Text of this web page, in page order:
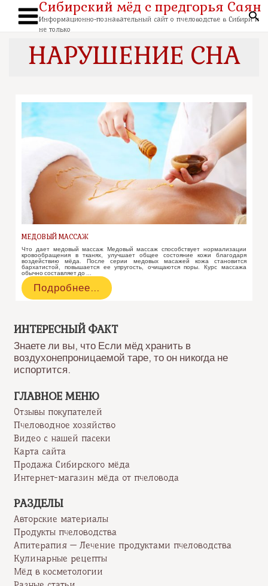
содержимому
Main
Сибирский мёд с предгорья Саян
Информационно-познавательный сайт о пчеловодстве в Сибири и
не только
НАРУШЕНИЕ СНА
МЕДОВЫЙ МАССАЖ
Что дает медовый массаж Медовый массаж способствует нормализации
кровообращения в тканях, улучшает общее состояние кожи благодаря
воздействию мёда. После серии медовых масажей кожа становится
бархатистой, повышается ее упругость, очищаются поры. Курс массажа
обычно составляет до …
Медовый
массаж
Подробнее…
ИНТЕРЕСНЫЙ ФАКТ
Знаете ли вы, что Если мёд хранить в
воздухонепроницаемой таре, то он никогда не
испортится.
ГЛАВНОЕ МЕНЮ
Отзывы покупателей
Пчеловодное хозяйство
Видео с нашей пасеки
Карта сайта
Продажа Сибирского мёда
Интернет-магазин мёда от пчеловода
РАЗДЕЛЫ
Авторские материалы
Продукты пчеловодства
Апитерапия — Лечение продуктами пчеловодства
Кулинарные рецепты
Мёд в косметологии